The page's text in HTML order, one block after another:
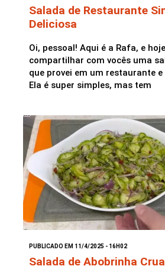
Saladas
Salada de Restaurante
Deliciosa
Oi, pessoal! Aqui é a Rafa, e
compartilhar com vocês uma
que provei em um restaurante
Ela é super simples, mas tem
PUBLICADO EM 11/4/2025 - 16H02
Salada de Abobrinha Crua